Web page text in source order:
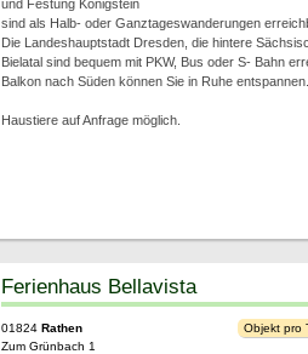
und Festung Königstein
sind als Halb- oder Ganztageswanderungen
Die Landeshauptstadt Dresden, die hintere
Bielatal sind bequem mit PKW, Bus oder S- Bahn
Balkon nach Süden können Sie in Ruhe entspannen.
Haustiere auf Anfrage möglich.
Ferienhaus Bellavista
01824 Rathen
Zum Grünbach 1
Objekt pro